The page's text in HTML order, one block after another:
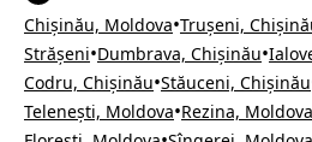
Chișinău, Moldova•Trușeni,
Strășeni•Dumbrava, Chișinău•
Codru, Chișinău•Stăuceni, Chișinău
Telenești, Moldova•Rezina, Moldova